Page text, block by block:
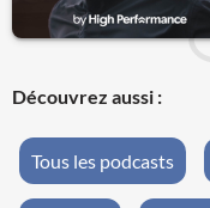
Découvrez aussi :
Tous les podcasts